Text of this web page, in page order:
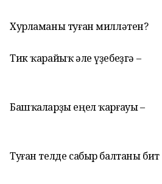
Хурламаны туған милләтен?
Тик ҡарайыҡ әле үҙебеҙгә –
Башҡаларҙы еңел ҡарғауы –
Туған телде сабыр балтаны бит